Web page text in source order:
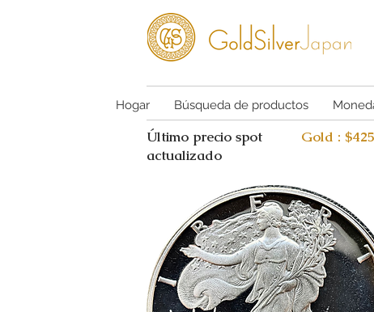
Hogar Búsqueda de productos
Último precio spot
actualizado
Gold :